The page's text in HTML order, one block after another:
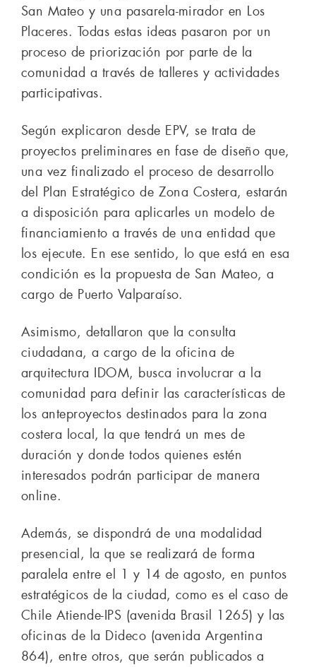
San Mateo y una pasarela-mirador en Los
Placeres. Todas estas ideas pasaron por un
proceso de priorización por parte de la
comunidad a través de talleres y actividades
participativas.
Según explicaron desde EPV, se trata de
proyectos preliminares en fase de diseño que,
una vez finalizado el proceso de desarrollo
del Plan Estratégico de Zona Costera, estarán
a disposición para aplicarles un modelo de
financiamiento a través de una entidad que
los ejecute. En ese sentido, lo que está en esa
condición es la propuesta de San Mateo, a
cargo de Puerto Valparaíso.
Asimismo, detallaron que la consulta
ciudadana, a cargo de la oficina de
arquitectura IDOM, busca involucrar a la
comunidad para definir las características de
los anteproyectos destinados para la zona
costera local, la que tendrá un mes de
duración y donde todos quienes estén
interesados podrán participar de manera
online.
Además, se dispondrá de una modalidad
presencial, la que se realizará de forma
paralela entre el 1 y 14 de agosto, en puntos
estratégicos de la ciudad, como es el caso de
Chile Atiende-IPS (avenida Brasil 1265) y las
oficinas de la Dideco (avenida Argentina
864), entre otros, que serán publicados a